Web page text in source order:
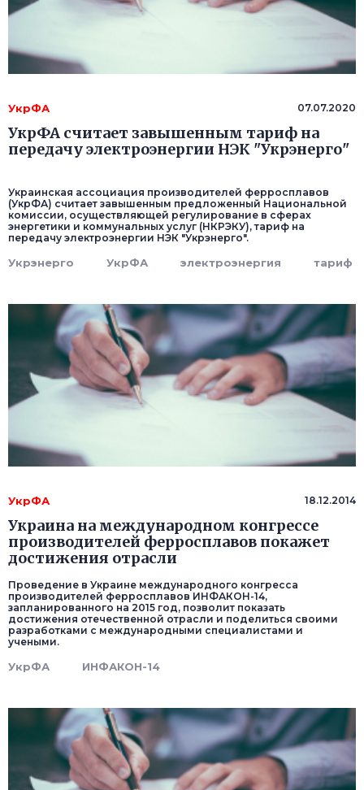
УкрФА 07.07.2020
УкрФА считает завышенным тариф на
передачу электроэнергии НЭК "Укрэнерго"
Украинская ассоциация производителей ферросплавов
(УкрФА) считает завышенным предложенный Национальной
комиссии, осуществляющей регулирование в сферах
энергетики и коммунальных услуг (НКРЭКУ), тариф на
передачу электроэнергии НЭК "Укрэнерго".
Укрэнерго УкрФА электроэнергия тариф
УкрФА 18.12.2014
Украина на международном конгрессе
производителей ферросплавов покажет
достижения отрасли
Проведение в Украине международного конгресса
производителей ферросплавов ИНФАКОН-14,
запланированного на 2015 год, позволит показать
достижения отечественной отрасли и поделиться своими
разработками c международными специалистами и
учеными.
УкрФА ИНФАКОН-14